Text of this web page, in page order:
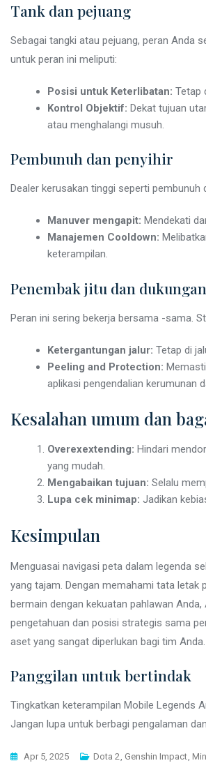
Tank dan pejuang
Sebagai tangki atau pejuang, peran Anda
untuk peran ini meliputi:
Posisi untuk Keterlibatan: Tetap
Kontrol Objektif: Dekat tujuan
atau menghalangi musuh.
Pembunuh dan penyihir
Dealer kerusakan tinggi seperti pembunuh
Manuver mengapit: Mendekati
Manajemen Cooldown:
keterampilan.
Penembak jitu dan dukungan
Peran ini sering bekerja bersama -sama.
Ketergantungan jalur: Tetap di
Peeling and Protection:
aplikasi pengendalian kerumunan
Kesalahan umum dan
Overexextending: Hindari
yang mudah.
Mengabaikan tujuan: Selalu
Lupa cek minimap: Jadikan
Kesimpulan
Menguasai navigasi peta dalam legenda
yang tajam. Dengan memahami tata letak
bermain dengan kekuatan pahlawan
pengetahuan dan posisi strategis sama
aset yang sangat diperlukan bagi tim Anda.
Panggilan untuk bertindak
Tingkatkan keterampilan Mobile Legends
Jangan lupa untuk berbagi pengalaman
Apr 5, 2025 Dota 2 Genshin Impact